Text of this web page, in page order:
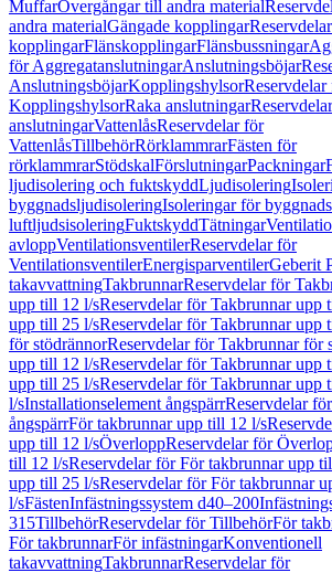
MuffarÖvergångar till andra material
andra materialGängade kopplingar
kopplingarFlänskopplingarFlänsbussningar
för AggregatanslutningarAnslutningsböjar
AnslutningsböjarKopplingshylsorReservdelar
KopplingshylsorRaka anslutningar
anslutningarVattenlåsReservdelar för
VattenlåsTillbehörRörklammrarFästen för
rörklammrarStödskalFörslutningarPackningar
ljudisolering och fuktskyddLjudisolering
byggnadsljudisoleringIsoleringar för
luftljudsisoleringFuktskyddTätningar
avloppVentilationsventilerReservdelar för
VentilationsventilerEnergisparventilerGeberit
takavvattningTakbrunnarReservdelar för
upp till 12 l/sReservdelar för Takbrunnar upp
upp till 25 l/sReservdelar för Takbrunnar upp
för stödrännorReservdelar för Takbrunnar för
upp till 12 l/sReservdelar för Takbrunnar upp
upp till 25 l/sReservdelar för Takbrunnar upp
l/sInstallationselement ångspärrReservdelar
ångspärrFör takbrunnar upp till 12 l/s
upp till 12 l/sÖverloppReservdelar för
till 12 l/sReservdelar för För takbrunnar upp
upp till 25 l/sReservdelar för För takbrunnar
l/sFästenInfästningssystem d40–200
315TillbehörReservdelar för TillbehörFör
För takbrunnarFör infästningarKonventionell
takavvattningTakbrunnarReservdelar för